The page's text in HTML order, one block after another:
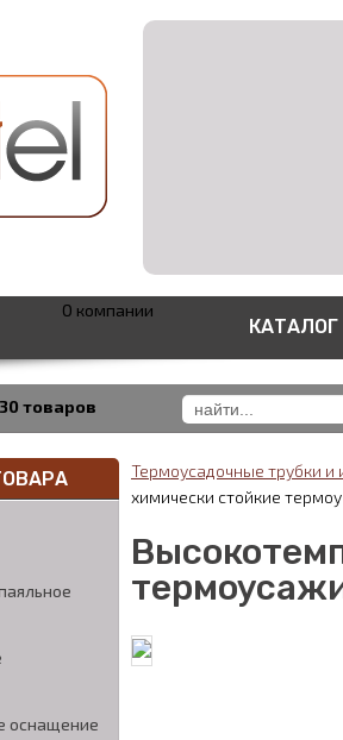
товаров
О компании
КАТАЛОГ
оснащение
Термоусадочные трубки и
химически стойкие